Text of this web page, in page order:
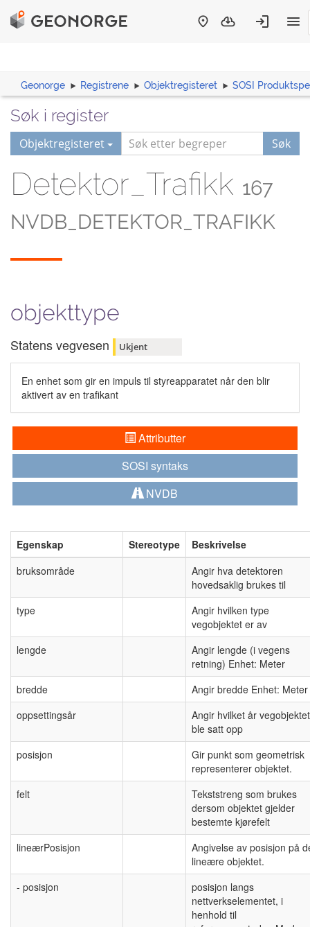
Geonorge Registrene Objektregisteret SOSI
Søk i register
Objektregisteret Søk
Detektor_Trafikk 167
NVDB_DETEKTOR_TRAFIKK
objekttype
Statens vegvesen Ukjent
En enhet som gir en impuls til styreapparatet når den blir
aktivert av en trafikant
Attributter
SOSI syntaks
NVDB
Egenskap Stereotype
Beskrivelse
bruksområde
Angir hva detektoren
hovedsaklig brukes til
type
Angir hvilken type
vegobjektet er av
lengde
Angir lengde (i vegens
retning) Enhet: Meter
bredde
Angir bredde Enhet: Meter
oppsettingsår
Angir hvilket år vegobjektet
ble satt opp
posisjon
Gir punkt som geometrisk
representerer objektet.
felt
Tekststreng som brukes
dersom objektet gjelder
bestemte kjørefelt
lineærPosisjon
Angivelse av posisjon på
lineære objektet.
- posisjon
posisjon langs
nettverkselementet, i
henhold til